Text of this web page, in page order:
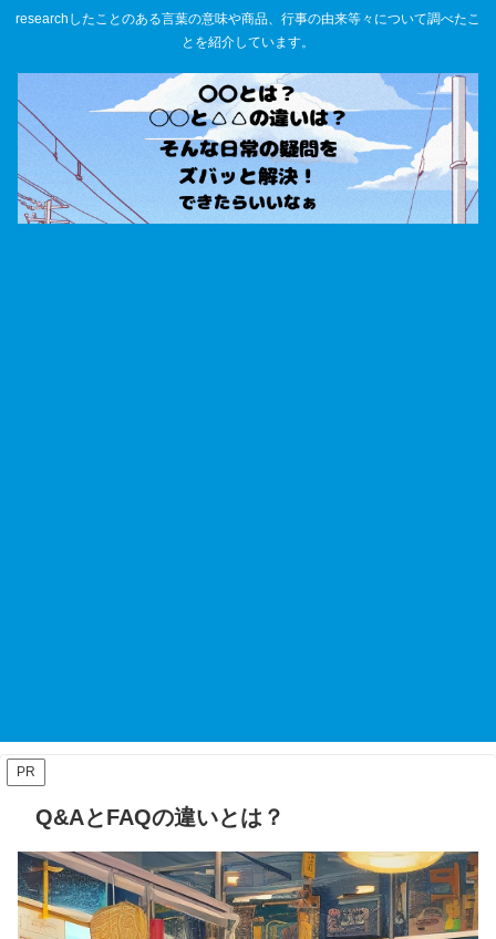
researchしたことのある言葉の意味や商品、行事の由来等々について調べたこ
とを紹介しています。
PR
Q&AとFAQの違いとは？